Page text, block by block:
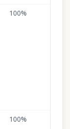
100%
100%